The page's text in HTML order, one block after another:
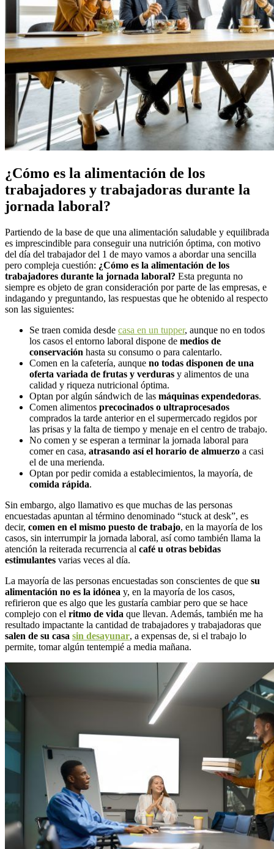
¿Cómo es la alimentación de los
trabajadores y trabajadoras durante la
jornada laboral?
Partiendo de la base de que una alimentación saludable y equilibrada
es imprescindible para conseguir una nutrición óptima, con motivo
del día del trabajador del 1 de mayo vamos a abordar una sencilla
pero compleja cuestión: ¿Cómo es la alimentación de los
trabajadores durante la jornada laboral? Esta pregunta no
siempre es objeto de gran consideración por parte de las empresas, e
indagando y preguntando, las respuestas que he obtenido al respecto
son las siguientes:
Se traen comida desde casa en un tupper, aunque no en todos
los casos el entorno laboral dispone de medios de
conservación hasta su consumo o para calentarlo.
Comen en la cafetería, aunque no todas disponen de una
oferta variada de frutas y verduras y alimentos de una
calidad y riqueza nutricional óptima.
Optan por algún sándwich de las máquinas expendedoras.
Comen alimentos precocinados o ultraprocesados
comprados la tarde anterior en el supermercado regidos por
las prisas y la falta de tiempo y menaje en el centro de trabajo.
No comen y se esperan a terminar la jornada laboral para
comer en casa, atrasando así el horario de almuerzo a casi
el de una merienda.
Optan por pedir comida a establecimientos, la mayoría, de
comida rápida.
Sin embargo, algo llamativo es que muchas de las personas
encuestadas apuntan al término denominado “stuck at desk”, es
decir, comen en el mismo puesto de trabajo, en la mayoría de los
casos, sin interrumpir la jornada laboral, así como también llama la
atención la reiterada recurrencia al café u otras bebidas
estimulantes varias veces al día.
La mayoría de las personas encuestadas son conscientes de que su
alimentación no es la idónea y, en la mayoría de los casos,
refirieron que es algo que les gustaría cambiar pero que se hace
complejo con el ritmo de vida que llevan. Además, también me ha
resultado impactante la cantidad de trabajadores y trabajadoras que
salen de su casa sin desayunar, a expensas de, si el trabajo lo
permite, tomar algún tentempié a media mañana.